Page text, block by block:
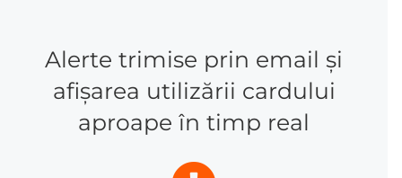
Alerte trimise prin email și
afișarea utilizării cardului
aproape în timp real